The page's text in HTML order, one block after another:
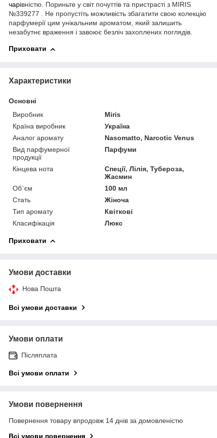
чарівністю. Пориньте у світ почуттів та пристрасті з MIRIS
№339277 . Не пропустіть можливість збагатити свою колекцію
парфумерії цим унікальним ароматом, який залишить
незабутнє враження і завоює безліч захоплених поглядів.
Приховати
Характеристики
Основні
Виробник
Miris
Країна виробник
Україна
Аналог аромату
Nasomatto, Narcotic Venus
Вид парфумерної
продукції
Парфуми
Кінцева нота
Спеції, Лілія, Тубероза,
Жасмин
Об`єм
100 мл
Стать
Жіноча
Тип аромату
Квіткові
Класифікація
Люкс
Приховати
Умови доставки
Нова Пошта
Всі умови доставки
Умови оплати
Післяплата
Всі умови оплати
Умови повернення
Повернення товару впродовж 14 днів за домовленістю
Всі умови повернення